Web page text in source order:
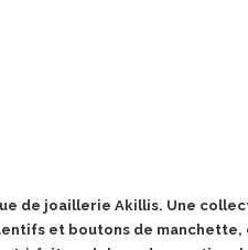
de joaillerie Akillis. Une
et boutons de manchette,